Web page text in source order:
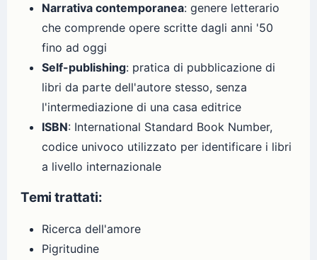
Narrativa contemporanea: genere letterario
che comprende opere scritte dagli anni '50
fino ad oggi
Self-publishing: pratica di pubblicazione di
libri da parte dell'autore stesso, senza
l'intermediazione di una casa editrice
ISBN: International Standard Book Number,
codice univoco utilizzato per identificare i libri
a livello internazionale
Temi trattati:
Ricerca dell'amore
Pigritudine